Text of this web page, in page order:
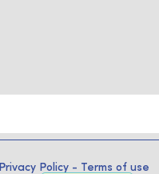
Privacy Policy - Terms of use